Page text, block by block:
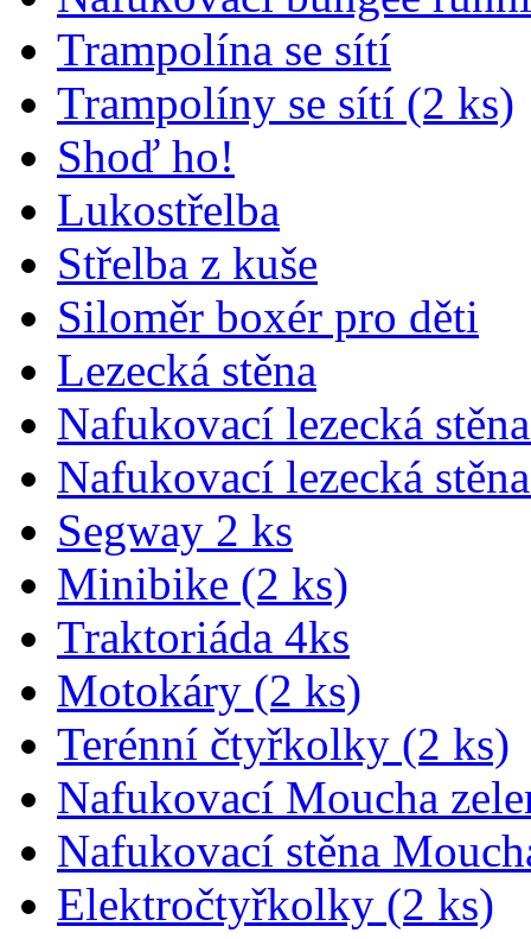
Trampolína se sítí
Trampolíny se sítí (2 ks)
Shoď ho!
Lukostřelba
Střelba z kuše
Siloměr boxér pro děti
Lezecká stěna
Nafukovací lezecká
Nafukovací lezecká
Segway 2 ks
Minibike (2 ks)
Traktoriáda 4ks
Motokáry (2 ks)
Terénní čtyřkolky (2 ks)
Nafukovací Moucha
Nafukovací stěna
Elektročtyřkolky (2 ks)